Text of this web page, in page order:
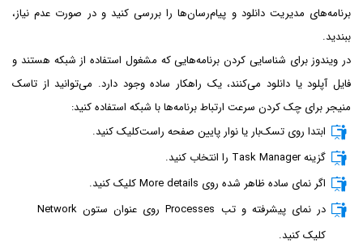
برنامه‌های مدیریت دانلود و پیام‌رسان‌ها را بررسی کنید و در صورت عدم نیاز،
ببندید.
در ویندوز برای شناسایی کردن برنامه‌هایی که مشغول استفاده از شبکه هستند و
فایل آپلود یا دانلود می‌کنند، یک راهکار ساده وجود دارد. می‌توانید از تاسک
منیجر برای چک کردن سرعت ارتباط برنامه‌ها با شبکه استفاده کنید:
ابتدا روی تسک‌بار یا نوار پایین صفحه راست‌کلیک کنید.
گزینه Task Manager را انتخاب کنید.
اگر نمای ساده ظاهر شده روی More details کلیک کنید.
در نمای پیشرفته و تب Processes روی عنوان ستون Network
کلیک کنید.